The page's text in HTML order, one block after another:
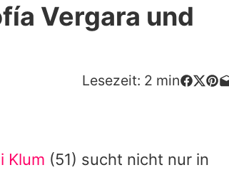
Vergara und
Lesezeit: 2 min
Klum (51) sucht nicht nur in